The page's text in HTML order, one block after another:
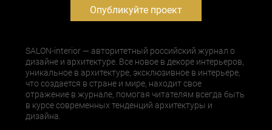
Опубликуйте проект
SALON-interior — авторитетный российский журнал о
дизайне и архитектуре. Все новое в декоре интерьеров,
уникальное в архитектуре, эксклюзивное в интерьере,
что создается в стране и мире, находит свое
отражение в журнале, помогая читателям всегда быть
в курсе современных тенденций архитектуры и
дизайна.